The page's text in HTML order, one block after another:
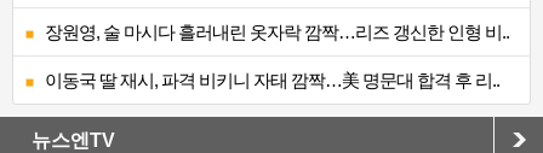
장원영, 술 마시다 흘러내린 옷자락 깜짝…리즈 갱신한 인형 비..
이동국 딸 재시, 파격 비키니 자태 깜짝…美 명문대 합격 후 리..
뉴스엔TV